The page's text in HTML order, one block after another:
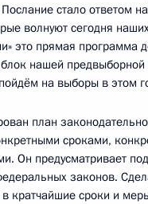
стало ответом
волнуют сегодня
это прямая программа
нашей
на выборы в этом
план
сроками,
Он предусматривает
законов.
кратчайшие сроки и